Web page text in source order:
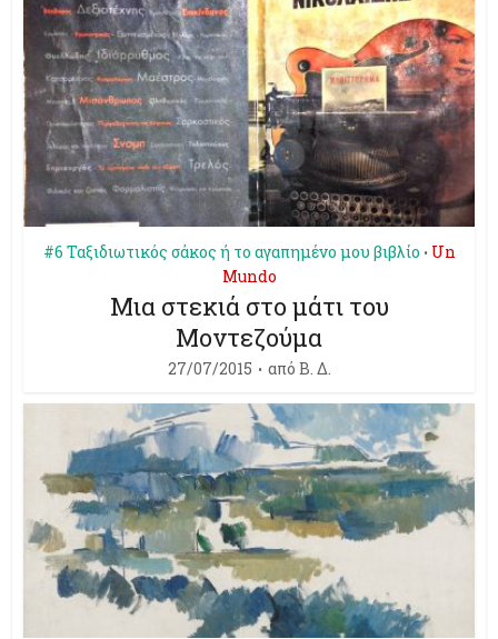
#6 Ταξιδιωτικός σάκος ή το αγαπημένο μου βιβλίο • Un
Mundo
Mια στεκιά στο μάτι του
Μοντεζούμα
27/07/2015 από Β. Δ.